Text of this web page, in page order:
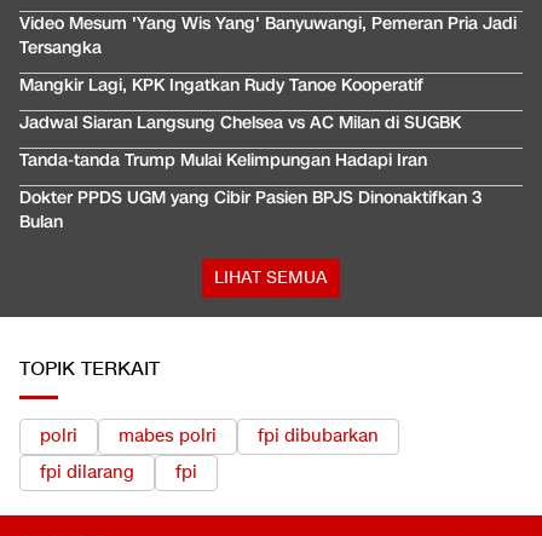
Video Mesum 'Yang Wis Yang' Banyuwangi, Pemeran Pria Jadi
Tersangka
Mangkir Lagi, KPK Ingatkan Rudy Tanoe Kooperatif
Jadwal Siaran Langsung Chelsea vs AC Milan di SUGBK
Tanda-tanda Trump Mulai Kelimpungan Hadapi Iran
Dokter PPDS UGM yang Cibir Pasien BPJS Dinonaktifkan 3
Bulan
LIHAT SEMUA
TOPIK TERKAIT
polri mabes polri
fpi dibubarkan
fpi dilarang
fpi